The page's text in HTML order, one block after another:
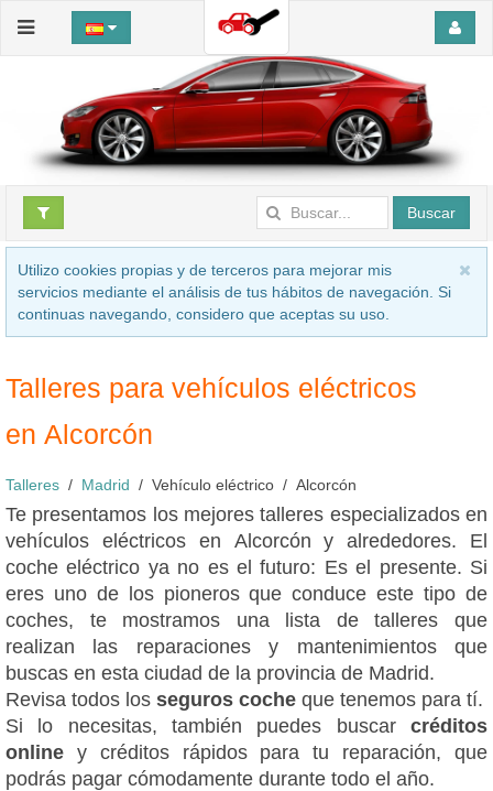
Buscar
Utilizo cookies propias y de terceros para mejorar mis
servicios mediante el análisis de tus hábitos de navegación. Si
continuas navegando, considero que aceptas su uso.
Talleres para vehículos eléctricos
en Alcorcón
Talleres Madrid Vehículo eléctrico Alcorcón
Te presentamos los mejores talleres especializados en
vehículos eléctricos en Alcorcón y alrededores. El
coche eléctrico ya no es el futuro: Es el presente. Si
eres uno de los pioneros que conduce este tipo de
coches, te mostramos una lista de talleres que
realizan las reparaciones y mantenimientos que
buscas en esta ciudad de la provincia de Madrid.
Revisa todos los seguros coche que tenemos para tí.
Si lo necesitas, también puedes buscar créditos
online y créditos rápidos para tu reparación, que
podrás pagar cómodamente durante todo el año.